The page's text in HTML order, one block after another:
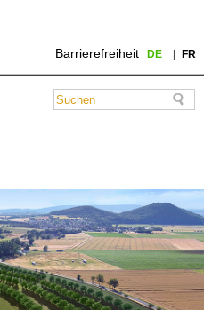
Barrierefreiheit DE FR